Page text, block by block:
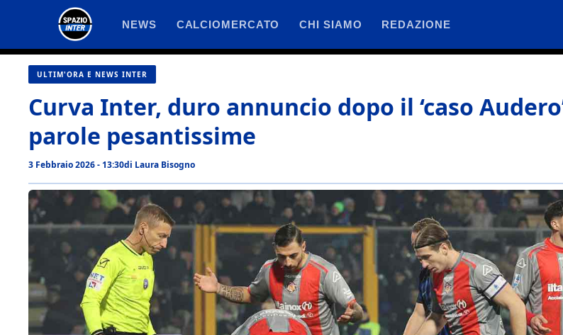
contenuto
NEWS CALCIOMERCATO CHI SIAMO REDAZIONE
ULTIM'ORA E NEWS INTER
Curva Inter, duro annuncio dopo il ‘caso
parole pesantissime
3 Febbraio 2026 - 13:30di Laura Bisogno